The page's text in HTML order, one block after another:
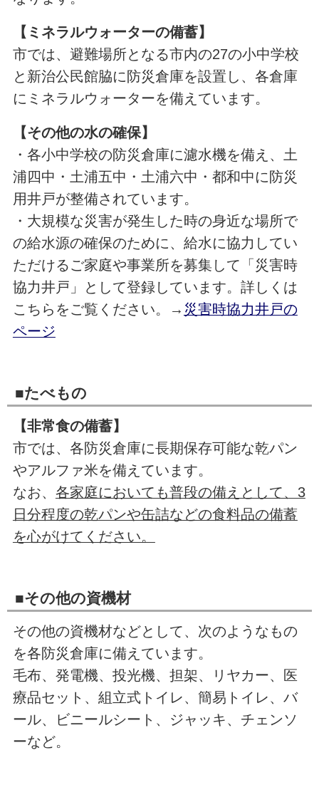
【ミネラルウォーターの備蓄】
市では、避難場所となる市内の27の小中学校
と新治公民館脇に防災倉庫を設置し、各倉庫
にミネラルウォーターを備えています。
【その他の水の確保】
・各小中学校の防災倉庫に濾水機を備え、土
浦四中・土浦五中・土浦六中・都和中に防災
用井戸が整備されています。
・大規模な災害が発生した時の身近な場所で
の給水源の確保のために、給水に協力してい
ただけるご家庭や事業所を募集して「災害時
協力井戸」として登録しています。詳しくは
こちらをご覧ください。→ 災害時協力井戸の
ページ
■たべもの
【非常食の備蓄】
市では、各防災倉庫に長期保存可能な乾パン
やアルファ米を備えています。
なお、 各家庭においても普段の備えとして、3
日分程度の乾パンや缶詰などの食料品の備蓄
を心がけてください。
■その他の資機材
その他の資機材などとして、次のようなもの
を各防災倉庫に備えています。
毛布、発電機、投光機、担架、リヤカー、医
療品セット、組立式トイレ、簡易トイレ、バ
ール、ビニールシート、ジャッキ、チェンソ
ーなど。